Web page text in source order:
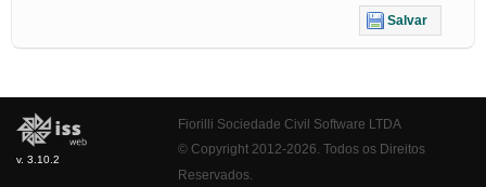
Salvar
v. 3.10.2
Fiorilli Sociedade Civil Software LTDA
© Copyright 2012-2026. Todos os Direitos
Reservados.